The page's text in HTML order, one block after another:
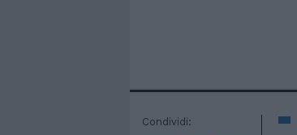
Condividi: